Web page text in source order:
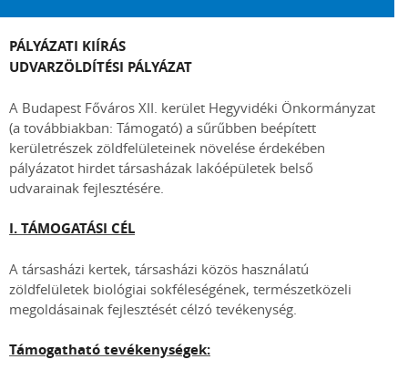
PÁLYÁZATI KIÍRÁS
UDVARZÖLDÍTÉSI PÁLYÁZAT
A Budapest Főváros XII. kerület Hegyvidéki Önkormányzat
(a továbbiakban: Támogató) a sűrűbben beépített
kerületrészek zöldfelületeinek növelése érdekében
pályázatot hirdet társasházak lakóépületek belső
udvarainak fejlesztésére.
I. TÁMOGATÁSI CÉL
A társasházi kertek, társasházi közös használatú
zöldfelületek biológiai sokféleségének, természetközeli
megoldásainak fejlesztését célzó tevékenység.
Támogatható tevékenységek: